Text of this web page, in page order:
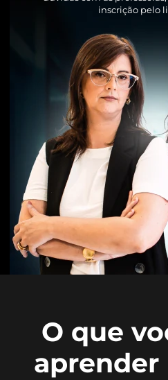
inscrição pelo
O que
aprender